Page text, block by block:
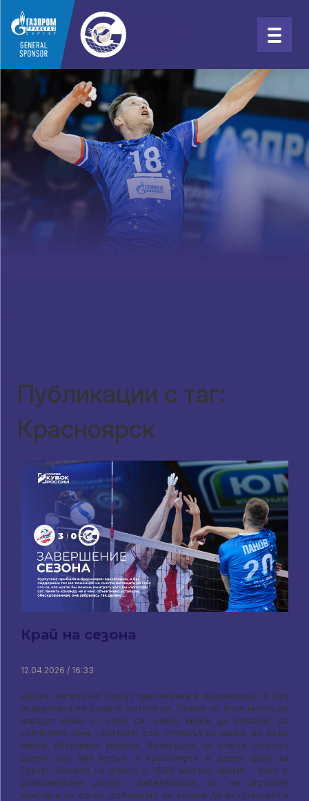
Публикации с таг:
Красноярск
Край на сезона
12.04.2026 / 16:33
Десет жители на Сургут пристигнаха в Красноярск, и без
подкрепата на същите жители на Тюмен не биха могли да
извадят нещо от себе си, какво може да помогне да
спечелите поне „златния“ сет. Отборът не може да бъде
винен: обективно уморен, безкръвен, тя стигна толкова
далеч, как бих могъл. А Красноярск е далеч дори за
Сургут. Начало на играта в 16.00 местно време - това е
допълнителен „бонус“. Забелязваше се, че играчите
наистина не са се „събудили“, не успяха да възстановят и